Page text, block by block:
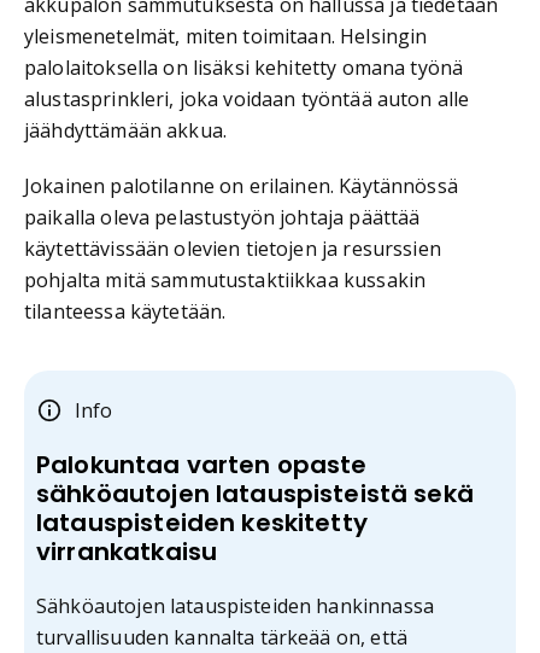
yleismenetelmät, miten toimitaan. Helsingin
palolaitoksella on lisäksi kehitetty omana työnä
alustasprinkleri, joka voidaan työntää auton alle
jäähdyttämään akkua.
Jokainen palotilanne on erilainen. Käytännössä
paikalla oleva pelastustyön johtaja päättää
käytettävissään olevien tietojen ja resurssien
pohjalta mitä sammutustaktiikkaa kussakin
tilanteessa käytetään.
Info
Palokuntaa varten opaste
sähköautojen latauspisteistä sekä
latauspisteiden keskitetty
virrankatkaisu
Sähköautojen latauspisteiden hankinnassa
turvallisuuden kannalta tärkeää on, että